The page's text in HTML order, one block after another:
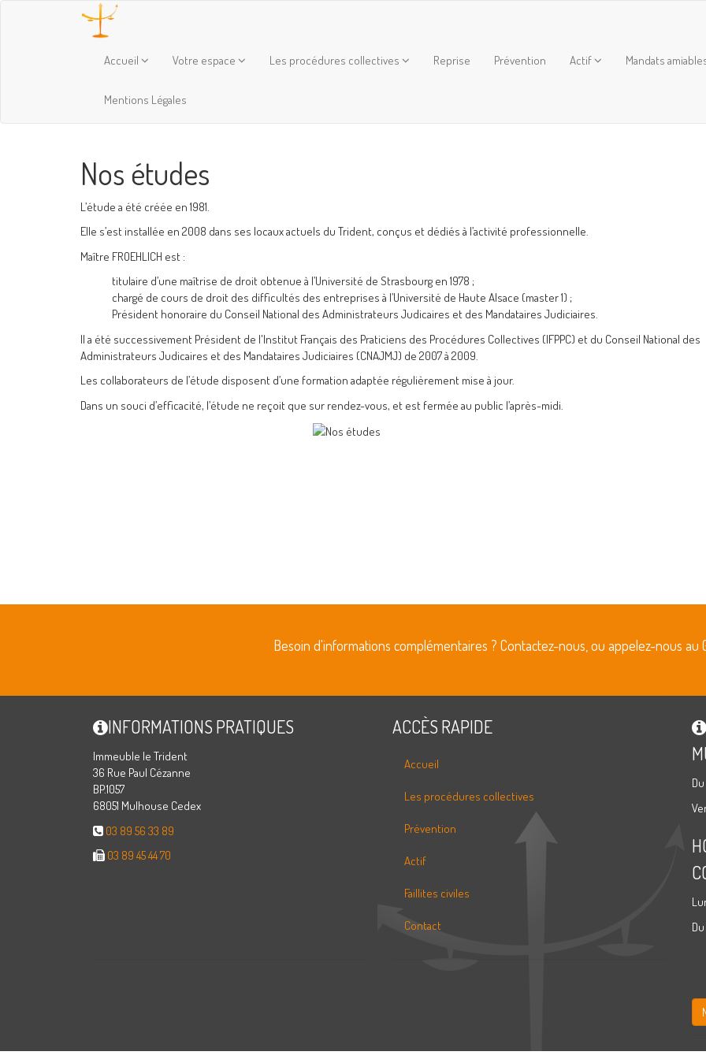
Accueil Votre espace Les procédures collectives Reprise Prévention Actif Mandats
Mentions Légales
Nos études
L’étude a été créée en 1981.
Elle s’est installée en 2008 dans ses locaux actuels du Trident, conçus et dédiés à l’activité professionnelle.
Maître FROEHLICH est :
titulaire d’une maîtrise de droit obtenue à l’Université de Strasbourg en 1978 ;
chargé de cours de droit des difficultés des entreprises à l’Université de Haute Alsace (master 1) ;
Président honoraire du Conseil National des Administrateurs Judicaires et des Mandataires Judiciaires.
Il a été successivement Président de l'Institut Français des Praticiens des Procédures Collectives (IFPPC) et du Conseil National des
Administrateurs Judicaires et des Mandataires Judiciaires (CNAJMJ) de 2007 à 2009.
Les collaborateurs de l’étude disposent d’une formation adaptée régulièrement mise à jour.
Dans un souci d’efficacité, l’étude ne reçoit que sur rendez-vous, et est fermée au public l’après-midi.
Besoin d'informations complémentaires ? Contactez-nous, ou appelez-nous au
INFORMATIONS PRATIQUES
Immeuble le Trident
36 Rue Paul Cézanne
BP.1057
68051 Mulhouse Cedex
03 89 56 33 89
03 89 45 44 70
ACCÈS RAPIDE
Accueil
Les procédures collectives
Prévention
Actif
Faillites civiles
Contact